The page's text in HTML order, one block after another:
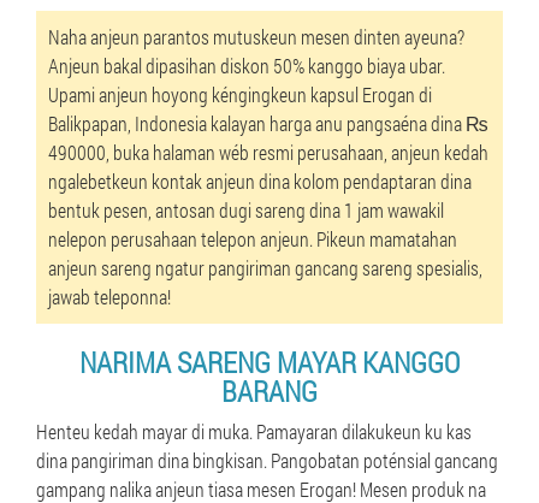
Naha anjeun parantos mutuskeun mesen dinten ayeuna?
Anjeun bakal dipasihan diskon 50% kanggo biaya ubar.
Upami anjeun hoyong kéngingkeun kapsul Erogan di
Balikpapan, Indonesia kalayan harga anu pangsaéna dina ₨
490000, buka halaman wéb resmi perusahaan, anjeun kedah
ngalebetkeun kontak anjeun dina kolom pendaptaran dina
bentuk pesen, antosan dugi sareng dina 1 jam wawakil
nelepon perusahaan telepon anjeun. Pikeun mamatahan
anjeun sareng ngatur pangiriman gancang sareng spesialis,
jawab teleponna!
NARIMA SARENG MAYAR KANGGO
BARANG
Henteu kedah mayar di muka. Pamayaran dilakukeun ku kas
dina pangiriman dina bingkisan. Pangobatan poténsial gancang
gampang nalika anjeun tiasa mesen Erogan! Mesen produk na